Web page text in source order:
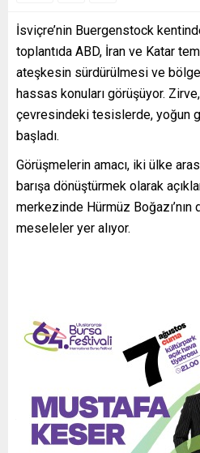
İsviçre’nin Buergenstock
toplantıda ABD, İran ve Katar
ateşkesin sürdürülmesi ve
hassas konuları görüşüyor.
çevresindeki tesislerde, yoğun
başladı.
Görüşmelerin amacı, iki ülke
barışa dönüştürmek olarak
merkezinde Hürmüz Boğazı’nın
meseleler yer alıyor.
Toplantıya
Yetkililer